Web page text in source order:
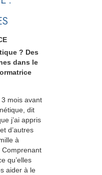
? Des
dans le
mois avant
dit
j’ai appris
d’autres
à
qu’elles
aider à le